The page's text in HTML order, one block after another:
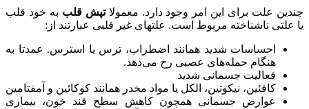
چندین علت برای این امر وجود دارد. معمولا تپش قلب به خود قلب
یا علتی ناشناخته مربوط است. علتهای غیر قلبی عبارتند از:
احساسات شدید همانند اضطراب، ترس یا استرس. عمدتا به
هنگام حمله‌های عصبی رخ می‌دهد.
فعالیت جسمانی شدید
کافئین، نیکوتین، الکل یا مواد مخدر همانند کوکائین و آمفتامین
عوارض جسمانی همچون کاهش سطح قند خون، بیماری